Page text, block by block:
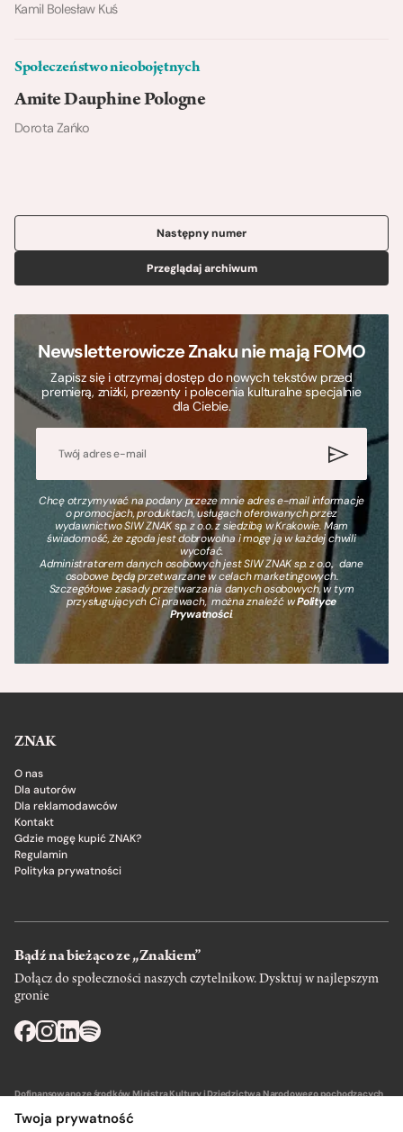
Kamil Bolesław Kuś
Społeczeństwo nieobojętnych
Amite Dauphine Pologne
Dorota Zańko
Przeglądaj archiwum
Następny numer
Newsletterowicze Znaku nie mają FOMO
Zapisz się i otrzymaj dostęp do nowych tekstów przed
premierą, zniżki, prezenty i polecenia kulturalne specjalnie
dla Ciebie.
Chcę otrzymywać na podany przeze mnie adres e-mail informacje
o promocjach, produktach, usługach oferowanych przez
wydawnictwo SIW ZNAK sp. z o.o. z siedzibą w Krakowie. Mam
świadomość, że zgoda jest dobrowolna i mogę ją w każdej chwili
wycofać.
Administratorem danych osobowych jest SIW ZNAK sp. z o.o., dane
osobowe będą przetwarzane w celach marketingowych.
Szczegółowe zasady przetwarzania danych osobowych, w tym
przysługujących Ci prawach, można znaleźć wPolityce
Prywatności.
ZNAK
O nas
Dla autorów
Dla reklamodawców
Kontakt
Gdzie mogę kupić ZNAK?
Regulamin
Polityka prywatności
Bądź na bieżąco ze „Znakiem”
Dołącz do społeczności naszych czytelnikow. Dysktuj w najlepszym
gronie
Dofinansowano ze środków Ministra Kultury i Dziedzictwa Narodowego pochodzących
Twoja prywatność